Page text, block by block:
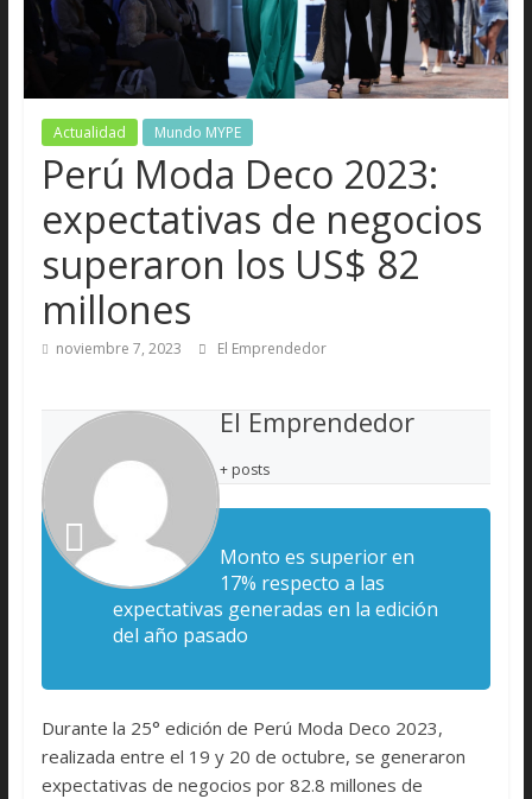
Actualidad Mundo MYPE
Perú Moda Deco 2023:
expectativas de negocios
superaron los US$ 82
millones
noviembre 7, 2023 El Emprendedor
El Emprendedor
+ posts
Monto es superior en
17% respecto a las
expectativas generadas en la edición
del año pasado
Durante la 25° edición de Perú Moda Deco 2023,
realizada entre el 19 y 20 de octubre, se generaron
expectativas de negocios por 82.8 millones de